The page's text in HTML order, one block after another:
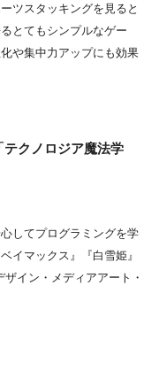
ツスタッキングを見ると
とてもシンプルなゲー
や集中力アップにも効果
クノロジア魔法学
してプログラミングを学
イマックス』『白雪姫』
イン・メディアアート・